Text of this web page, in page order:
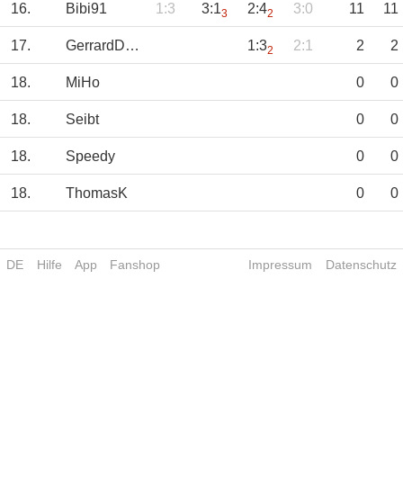
16. Bibi91 1:3 3:13 2:42 3:0 11 11
17. GerrardDanny 1:32 2:1 2 2
18. MiHo 0 0
18. Seibt 0 0
18. Speedy 0 0
18. ThomasK 0 0
DE Hilfe App Fanshop Impressum Datenschutz